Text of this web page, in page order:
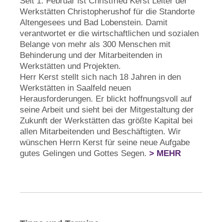
Werkstätten Christopherushof für die Standorte
Altengesees und Bad Lobenstein. Damit
verantwortet er die wirtschaftlichen und sozialen
Belange von mehr als 300 Menschen mit
Behinderung und der Mitarbeitenden in
Werkstätten und Projekten.
Herr Kerst stellt sich nach 18 Jahren in den
Werkstätten in Saalfeld neuen
Herausforderungen. Er blickt hoffnungsvoll auf
seine Arbeit und sieht bei der Mitgestaltung der
Zukunft der Werkstätten das größte Kapital bei
allen Mitarbeitenden und Beschäftigten. Wir
wünschen Herrn Kerst für seine neue Aufgabe
gutes Gelingen und Gottes Segen. > MEHR